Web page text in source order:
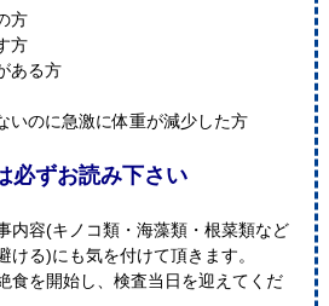
方
方
ある方
いのに急激に体重が減少した方
必ずお読み下さい
内容(キノコ類・海藻類・根菜類など
ける)にも気を付けて頂きます。
食を開始し、検査当日を迎えてくだ